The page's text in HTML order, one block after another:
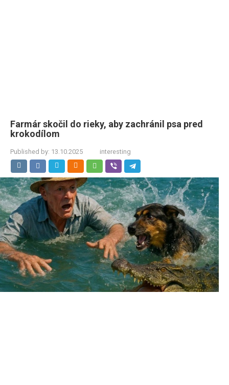
Farmár skočil do rieky, aby zachránil psa pred
krokodílom
Published by: 13.10.2025 interesting